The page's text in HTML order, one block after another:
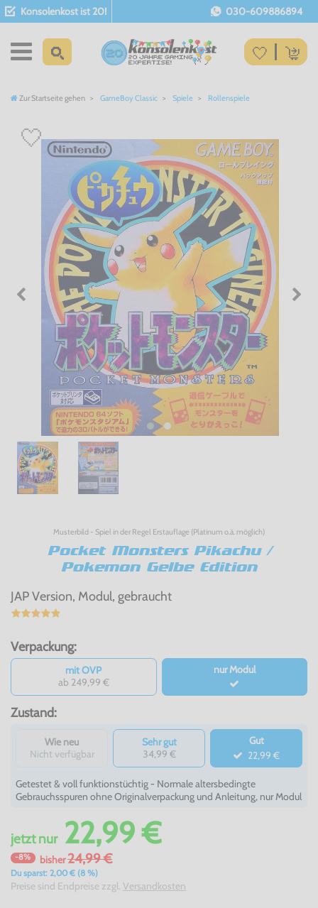
Konsolenkost ist 20! 030-609886894
Zur Startseite gehen GameBoy Classic Spiele Rollenspiele
Musterbild - Spiel in der Regel Erstauflage (Platinum o.ä. möglich)
Pocket Monsters Pikachu /
Pokemon Gelbe Edition
JAP Version, Modul, gebraucht
Verpackung:
mit OVP
ab 249,99 €
nur Modul
Zustand:
Wie neu
Nicht verfügbar
Sehr gut
34,99 €
Gut
22,99 €
Getestet & voll funktionstüchtig - Normale altersbedingte
Gebrauchsspuren ohne Originalverpackung und Anleitung, nur Modul
jetztnur22,99 €
-8% bisher24,99 €
Du sparst: 2,00 € (8 %)
Preise sind Endpreise zzgl. Versandkosten